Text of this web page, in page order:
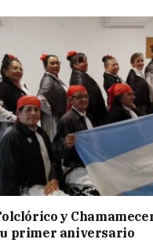
y
primer aniversario